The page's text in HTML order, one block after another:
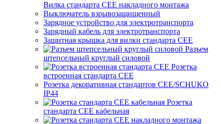
Вилка стандарта CEE накладного монтажа
Выключатель взрывозащищенный
Зарядное устройство для электротранспорта
Зарядный кабель для электротранспорта
Защитная крышка для вилки стандарта CEE
Разъем
штепсельный круглый силовой
Розетка
встроенная стандарта CEE
Розетка декоративная стандартов CEE/SCHUKO
IP44
Розетка
стандарта СЕЕ кабельная